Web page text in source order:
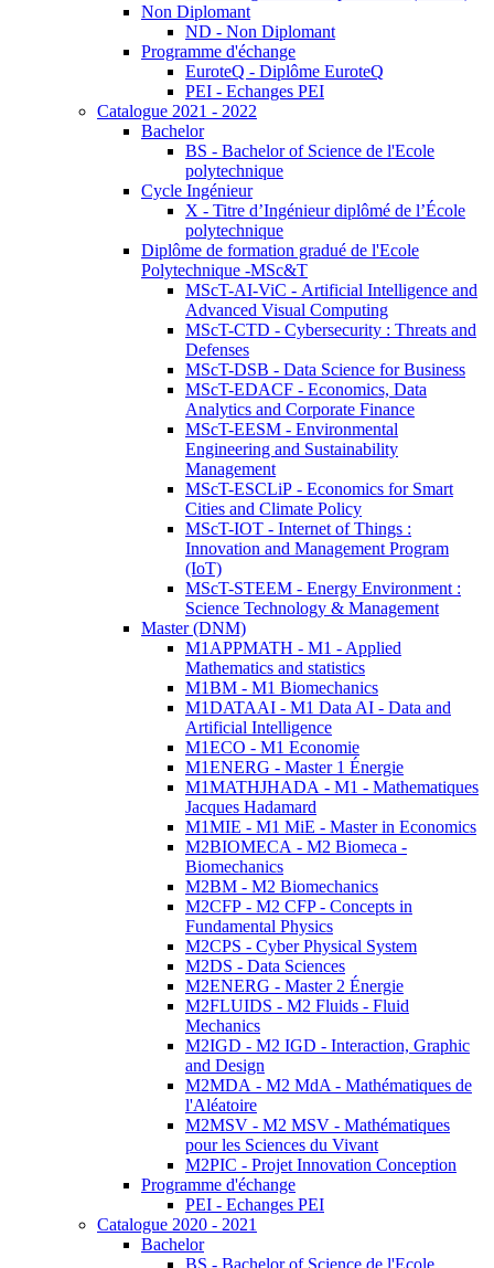
Non Diplomant
ND - Non Diplomant
Programme d'échange
EuroteQ - Diplôme EuroteQ
PEI - Echanges PEI
Catalogue 2021 - 2022
Bachelor
BS - Bachelor of Science de l'Ecole
polytechnique
Cycle Ingénieur
X - Titre d’Ingénieur diplômé de l’École
polytechnique
Diplôme de formation gradué de l'Ecole
Polytechnique -MSc&T
MScT-AI-ViC - Artificial Intelligence and
Advanced Visual Computing
MScT-CTD - Cybersecurity : Threats and
Defenses
MScT-DSB - Data Science for Business
MScT-EDACF - Economics, Data
Analytics and Corporate Finance
MScT-EESM - Environmental
Engineering and Sustainability
Management
MScT-ESCLiP - Economics for Smart
Cities and Climate Policy
MScT-IOT - Internet of Things :
Innovation and Management Program
(IoT)
MScT-STEEM - Energy Environment :
Science Technology & Management
Master (DNM)
M1APPMATH - M1 - Applied
Mathematics and statistics
M1BM - M1 Biomechanics
M1DATAAI - M1 Data AI - Data and
Artificial Intelligence
M1ECO - M1 Economie
M1ENERG - Master 1 Énergie
M1MATHJHADA - M1 - Mathematiques
Jacques Hadamard
M1MIE - M1 MiE - Master in Economics
M2BIOMECA - M2 Biomeca -
Biomechanics
M2BM - M2 Biomechanics
M2CFP - M2 CFP - Concepts in
Fundamental Physics
M2CPS - Cyber Physical System
M2DS - Data Sciences
M2ENERG - Master 2 Énergie
M2FLUIDS - M2 Fluids - Fluid
Mechanics
M2IGD - M2 IGD - Interaction, Graphic
and Design
M2MDA - M2 MdA - Mathématiques de
l'Aléatoire
M2MSV - M2 MSV - Mathématiques
pour les Sciences du Vivant
M2PIC - Projet Innovation Conception
Programme d'échange
PEI - Echanges PEI
Catalogue 2020 - 2021
Bachelor
BS - Bachelor of Science de l'Ecole